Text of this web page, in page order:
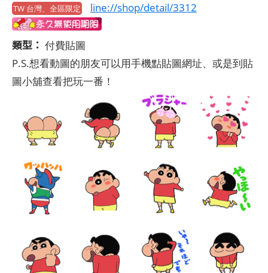
TW 台灣、全區限定 line://shop/detail/3312
類型： 付費貼圖
P.S.想看動圖的朋友可以用手機點貼圖網址、或是到貼
圖小舖查看把玩一番！